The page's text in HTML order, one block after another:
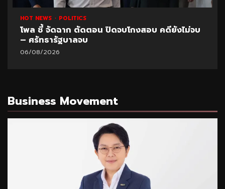
HOT NEWS POLITICS
โพล ชี้ จัดฉาก ตัดตอน ปิดจบโกงสอบ คดียังไม่จบ
– ศรัทธารัฐบาลจบ
06/08/2026
Business Movement